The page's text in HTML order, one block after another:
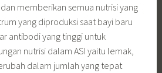
memberikan semua nutrisi yang
yang diproduksi saat bayi baru
antibodi yang tinggi untuk
nutrisi dalam ASI yaitu lemak,
dalam jumlah yang tepat